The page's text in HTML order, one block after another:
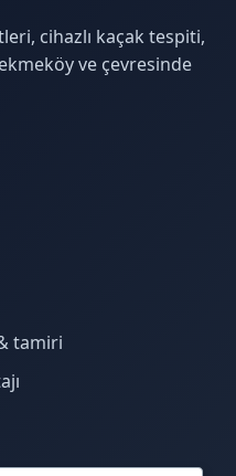
cihazlı kaçak tespiti,
ve çevresinde
tamiri